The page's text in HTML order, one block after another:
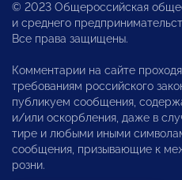
© 2023 Общероссийская
и среднего
Все права защищены.
Комментарии на сайте
требованиям российского
публикуем сообщения,
и/или оскорбления, даже в
тире и любыми иными
сообщения, призывающие к
розни.